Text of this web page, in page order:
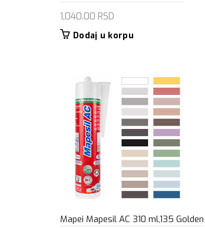
1,040.00 RSD
Dodaj u korpu
Mapei Mapesil AC 310 ml,135 Golden